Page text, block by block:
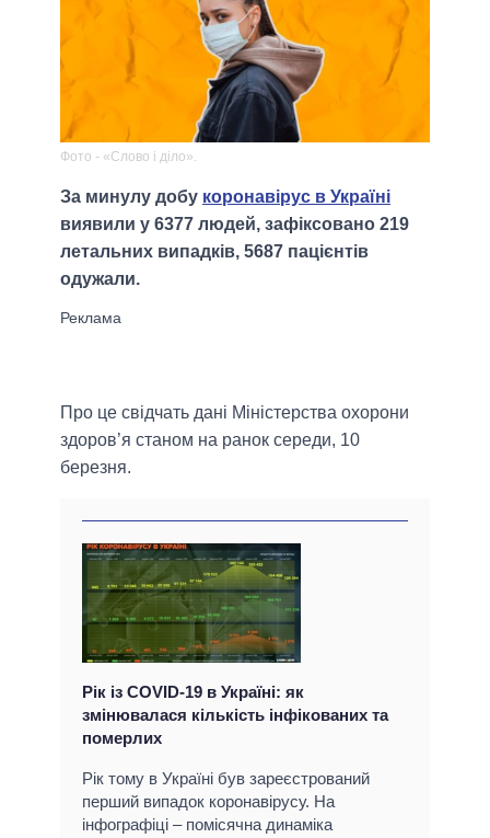
Фото - «Слово і діло».
За минулу добу коронавірус в Україні
виявили у 6377 людей, зафіксовано 219
летальних випадків, 5687 пацієнтів
одужали.
Про це свідчать дані Міністерства охорони
здоров’я станом на ранок середи, 10
березня.
Рік із COVID-19 в Україні: як
змінювалася кількість інфікованих та
померлих
Рік тому в Україні був зареєстрований
перший випадок коронавірусу. На
інфографіці – помісячна динаміка